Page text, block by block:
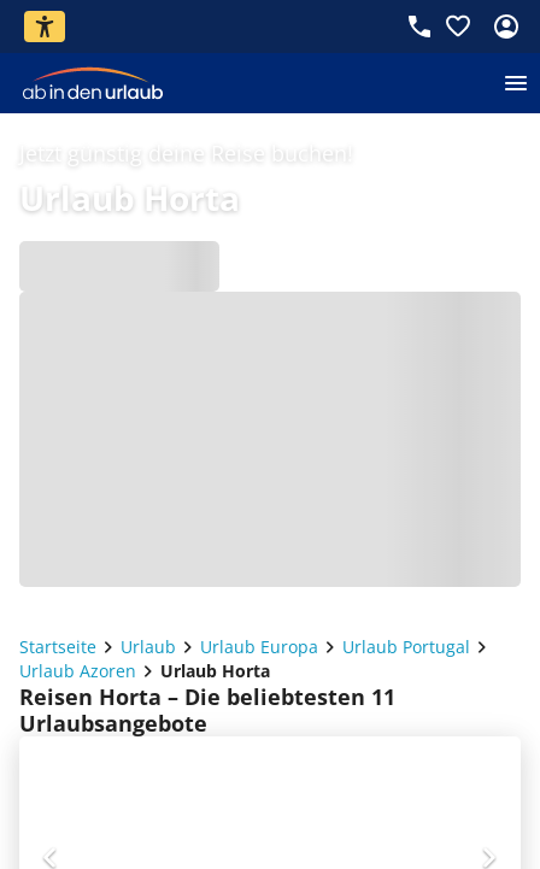
Jetzt günstig deine Reise buchen!
Urlaub Horta
Startseite Urlaub Urlaub Europa
Urlaub Portugal
Urlaub Azoren
Urlaub Horta
Reisen Horta – Die beliebtesten 11
Urlaubsangebote